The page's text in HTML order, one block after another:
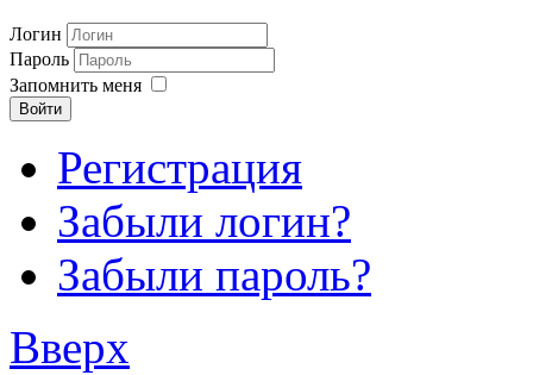
Логин
Пароль
Запомнить меня
Войти
Регистрация
Забыли логин?
Забыли пароль?
Вверх